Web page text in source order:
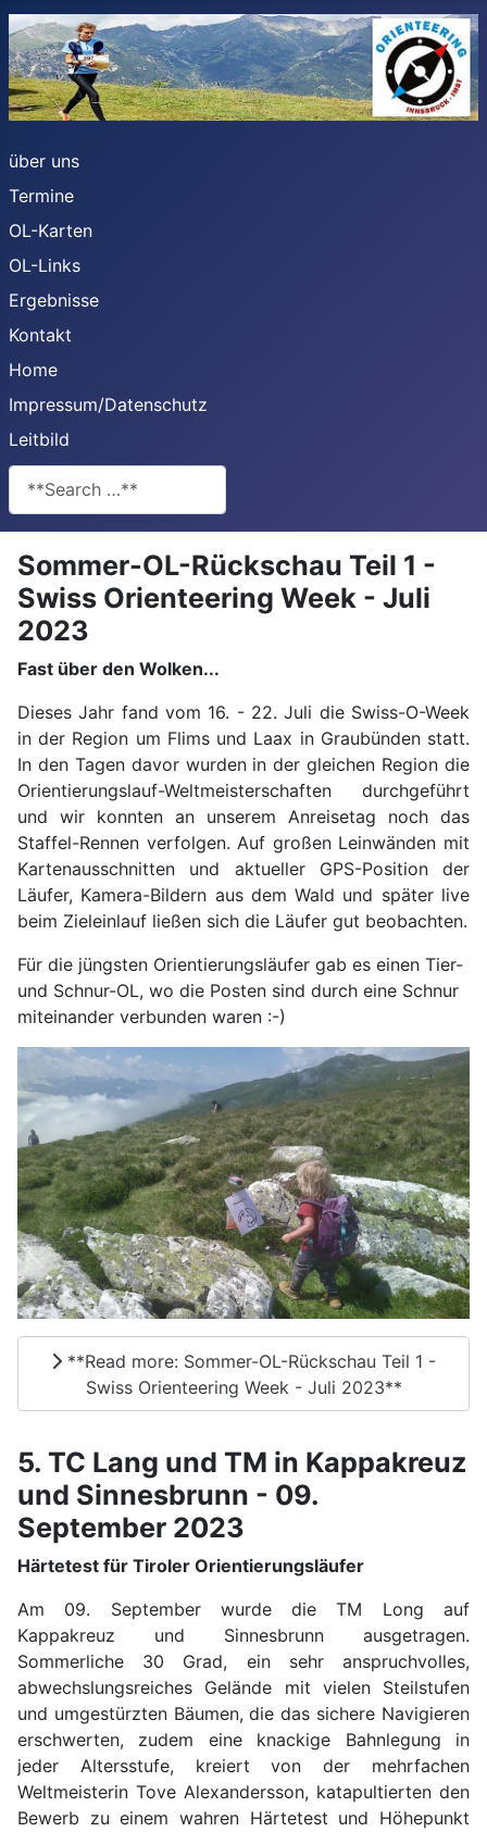
über uns
Termine
OL-Karten
OL-Links
Ergebnisse
Kontakt
Home
Impressum/Datenschutz
Leitbild
**Search**
Sommer-OL-Rückschau Teil 1 -
Swiss Orienteering Week - Juli
2023
Fast über den Wolken...
Dieses Jahr fand vom 16. - 22. Juli die Swiss-O-Week
in der Region um Flims und Laax in Graubünden statt.
In den Tagen davor wurden in der gleichen Region die
Orientierungslauf-Weltmeisterschaften durchgeführt
und wir konnten an unserem Anreisetag noch das
Staffel-Rennen verfolgen. Auf großen Leinwänden mit
Kartenausschnitten und aktueller GPS-Position der
Läufer, Kamera-Bildern aus dem Wald und später live
beim Zieleinlauf ließen sich die Läufer gut beobachten.
Für die jüngsten Orientierungsläufer gab es einen Tier-
und Schnur-OL, wo die Posten sind durch eine Schnur
miteinander verbunden waren :-)
**Read more: Sommer-OL-Rückschau Teil 1 -
Swiss Orienteering Week - Juli 2023**
5. TC Lang und TM in Kappakreuz
und Sinnesbrunn - 09.
September 2023
Härtetest für Tiroler Orientierungsläufer
Am 09. September wurde die TM Long auf
Kappakreuz und Sinnesbrunn ausgetragen.
Sommerliche 30 Grad, ein sehr anspruchvolles,
abwechslungsreiches Gelände mit vielen Steilstufen
und umgestürzten Bäumen, die das sichere Navigieren
erschwerten, zudem eine knackige Bahnlegung in
jeder Altersstufe, kreiert von der mehrfachen
Weltmeisterin Tove Alexandersson, katapultierten den
Bewerb zu einem wahren Härtetest und Höhepunkt